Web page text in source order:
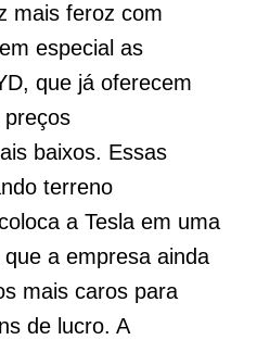
mais feroz com
especial as
que já oferecem
baixos. Essas
terreno
a Tesla em uma
a empresa ainda
mais caros para
de lucro. A